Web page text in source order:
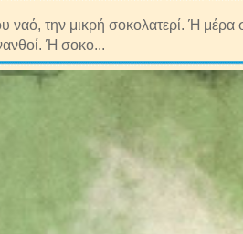
ναό, την μικρή σοκολατερί. Ή μέρα
Ή σοκο...